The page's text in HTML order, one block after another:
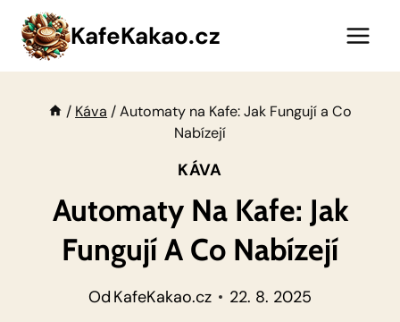
Přeskočit
obsah
KafeKakao.cz
/ Káva /Automaty na Kafe: Jak Fungují a Co
Nabízejí
KÁVA
Automaty Na Kafe: Jak
Fungují A Co Nabízejí
Od KafeKakao.cz 22. 8. 2025